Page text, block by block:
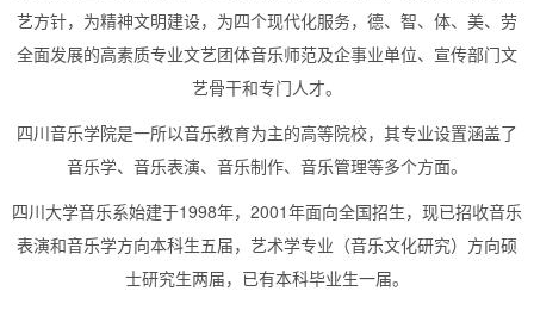
艺方针，为精神文明建设，为四个现代化服务，德、智、体、美、劳
全面发展的高素质专业文艺团体音乐师范及企事业单位、宣传部门文
艺骨干和专门人才。
四川音乐学院是一所以音乐教育为主的高等院校，其专业设置涵盖了
音乐学、音乐表演、音乐制作、音乐管理等多个方面。
四川大学音乐系始建于1998年，2001年面向全国招生，现已招收音乐
表演和音乐学方向本科生五届，艺术学专业（音乐文化研究）方向硕
士研究生两届，已有本科毕业生一届。